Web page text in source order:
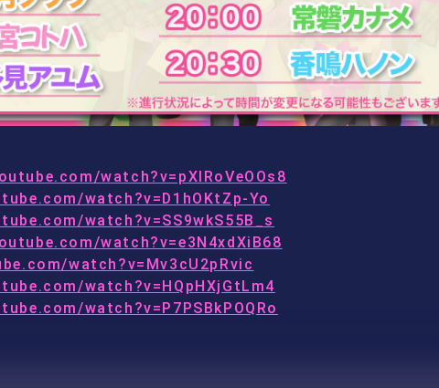
watch?v=pXlRoVeOOs8
watch?v=D1hOKtZp-Yo
watch?v=SS9wkS55B_s
watch?v=e3N4xdXiB68
watch?v=Mv3cU2pRvic
watch?v=HQpHXjGtLm4
watch?v=P7PSBkPOQRo